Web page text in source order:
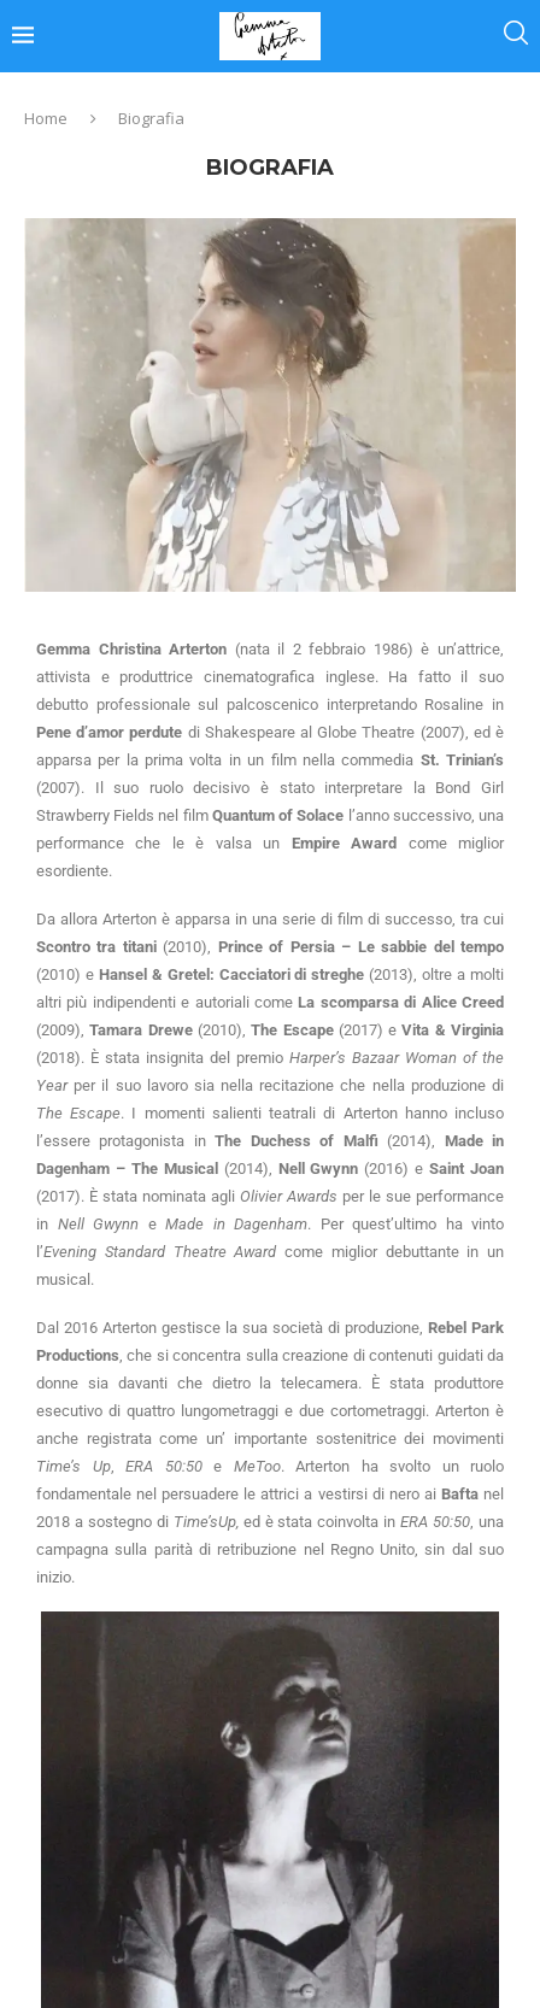
Home Biografia
BIOGRAFIA
Gemma Christina Arterton (nata il 2 febbraio 1986) è un’attrice,
attivista e produttrice cinematografica inglese. Ha fatto il suo
debutto professionale sul palcoscenico interpretando Rosaline in
Pene d’amor perdute di Shakespeare al Globe Theatre (2007), ed è
apparsa per la prima volta in un film nella commedia St. Trinian’s
(2007). Il suo ruolo decisivo è stato interpretare la Bond Girl
Strawberry Fields nel film Quantum of Solace l’anno successivo, una
performance che le è valsa un Empire Award come miglior
esordiente.
Da allora Arterton è apparsa in una serie di film di successo, tra cui
Scontro tra titani(2010), Prince of Persia – Le sabbie del tempo
(2010) e Hansel & Gretel: Cacciatori di streghe (2013), oltre a molti
altri più indipendenti e autoriali come La scomparsa di Alice Creed
(2009),Tamara Drewe(2010),The Escape(2017) eVita & Virginia
(2018). È stata insignita del premio Harper’s Bazaar Woman of the
Yearper il suo lavoro sia nella recitazione che nella produzione di
The Escape. I momenti salienti teatrali di Arterton hanno incluso
l’essere protagonista inThe Duchess of Malfi (2014), Made in
Dagenham – The Musical(2014), Nell Gwynn (2016) eSaint Joan
(2017). È stata nominata agli Olivier Awards per le sue performance
in Nell Gwynn e Made in Dagenham. Per quest’ultimo ha vinto
l’Evening Standard Theatre Award come miglior debuttante in un
musical.
Dal 2016 Arterton gestisce la sua società di produzione, Rebel Park
Productions , che si concentra sulla creazione di contenuti guidati da
donne sia davanti che dietro la telecamera. È stata produttore
esecutivo di quattro lungometraggi e due cortometraggi. Arterton è
anche registrata come un’ importante sostenitrice dei movimenti
Time’s Up, ERA 50:50e MeToo. Arterton ha svolto un ruolo
fondamentale nel persuadere le attrici a vestirsi di nero ai Baftanel
2018 a sostegno di Time’sUp, ed è stata coinvolta inERA 50:50 , una
campagna sulla parità di retribuzione nel Regno Unito, sin dal suo
inizio.